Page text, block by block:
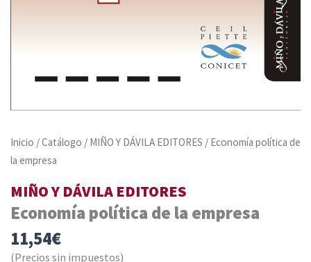
Inicio /Catálogo / MIÑO Y DÁVILA EDITORES / Economía política de
la empresa
MIÑO Y DÁVILA EDITORES
Economía política de la empresa
11,54€
(Precios sin impuestos)